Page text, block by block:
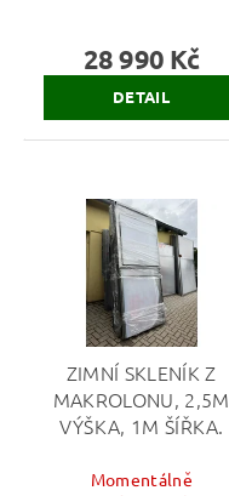
28 990 Kč
DETAIL
ZIMNÍ SKLENÍK Z
MAKROLONU, 2,5M
VÝŠKA, 1M ŠÍŘKA.
Momentálně